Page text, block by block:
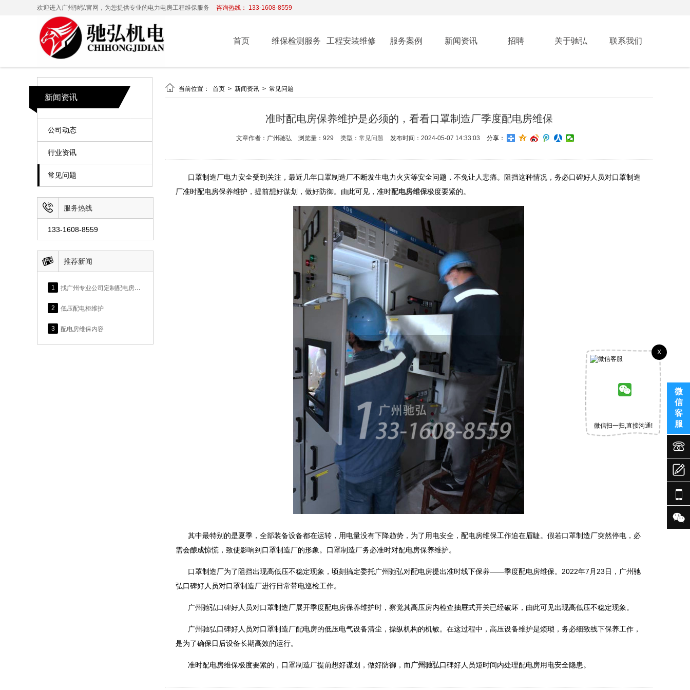
欢迎进入广州驰弘官网，为您提供专业的电力电房工程维保服务 咨询热线： 133-1608-8559
首页 维保检测服务 工程安装维修 服务案例 新闻资讯 招聘 关于驰弘 联系我们
新闻资讯
公司动态
行业资讯
常见问题
 服务热线
133-1608-8559
 推荐新闻
1 找广州专业公司定制配电房维护服务，涉及具体维护内容参考本文
2 低压配电柜维护
3 配电房维保内容
 当前位置： 首页 > 新闻资讯 > 常见问题
准时配电房保养维护是必须的，看看口罩制造厂季度配电房维保
文章作者：广州驰弘 浏览量：929 类型： 常见问题 发布时间：2024-05-07 14:33:03 分享：
口罩制造厂电力安全受到关注，最近几年口罩制造厂不断发生电力火灾等安全问题，不免让人悲痛。阻挡这种情况，务必口碑好人员对口罩制造
厂准时配电房保养维护，提前想好谋划，做好防御。由此可见，准时配电房维保极度要紧的。
其中最特别的是夏季，全部装备设备都在运转，用电量没有下降趋势，为了用电安全，配电房维保工作迫在眉睫。假若口罩制造厂突然停电，必
需会酿成惊慌，致使影响到口罩制造厂的形象。口罩制造厂务必准时对配电房保养维护。
口罩制造厂为了阻挡出现高低压不稳定现象，顷刻搞定委托广州驰弘对配电房提出准时线下保养——季度配电房维保。2022年7月23日，广州驰
弘口碑好人员对口罩制造厂进行日常带电巡检工作。
广州驰弘口碑好人员对口罩制造厂展开季度配电房保养维护时，察觉其高压房内检查抽屉式开关已经破坏，由此可见出现高低压不稳定现象。
广州驰弘口碑好人员对口罩制造厂配电房的低压电气设备清尘，操纵机构的机敏。在这过程中，高压设备维护是烦琐，务必细致线下保养工作，
是为了确保日后设备长期高效的运行。
准时配电房维保极度要紧的，口罩制造厂提前想好谋划，做好防御，而广州驰弘口碑好人员短时间内处理配电房用电安全隐患。
微
信
客
服
X
微信扫一扫,直接沟通!




